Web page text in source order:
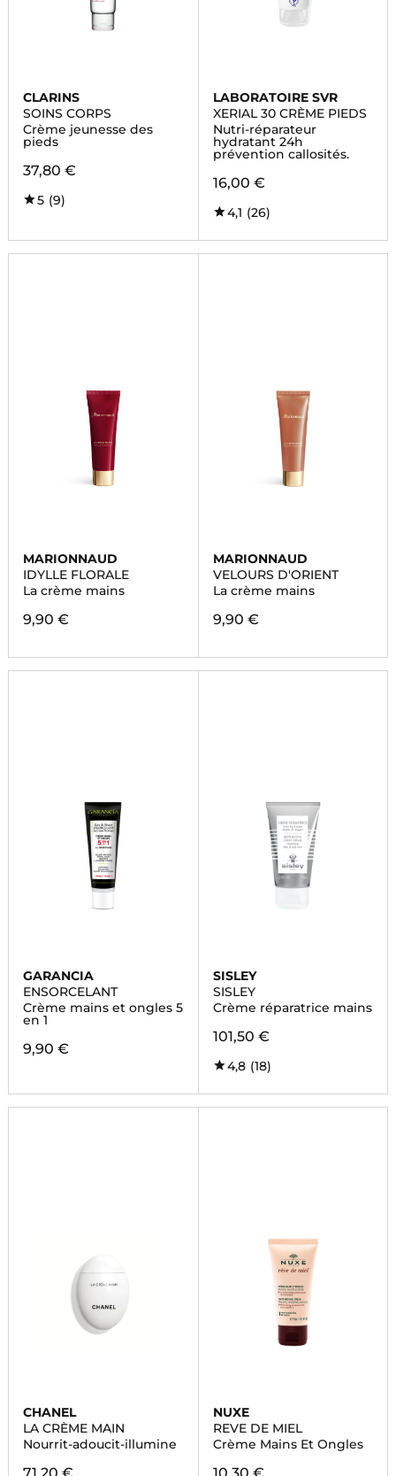
CLARINS
SOINS CORPS
Crème jeunesse des
pieds
37,80 €
5 (9)
LABORATOIRE SVR
XERIAL 30 CRÈME PIEDS
Nutri-réparateur
hydratant 24h
prévention callosités.
16,00 €
4,1 (26)
MARIONNAUD
IDYLLE FLORALE
La crème mains
9,90 €
MARIONNAUD
VELOURS D'ORIENT
La crème mains
9,90 €
GARANCIA
ENSORCELANT
Crème mains et ongles 5
en 1
9,90 €
SISLEY
SISLEY
Crème réparatrice mains
101,50 €
4,8 (18)
CHANEL
LA CRÈME MAIN
Nourrit-adoucit-illumine
NUXE
REVE DE MIEL
Crème Mains Et Ongles